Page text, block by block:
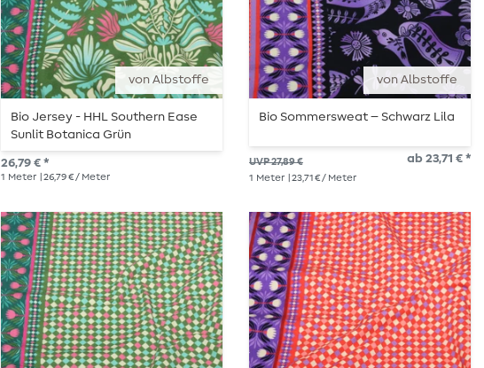
von Albstoffe
Bio Jersey - HHL Southern Ease
Sunlit Botanica Grün
26,79 € *
1 Meter | 26,79 € / Meter
von Albstoffe
Bio Sommersweat – Schwarz Lila
UVP 27,89 € ab 23,71 € *
1 Meter | 23,71 € / Meter